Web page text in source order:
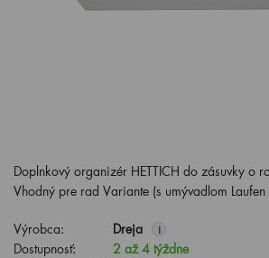
Doplnkový organizér HETTICH do zásuvky o
Vhodný pre rad Variante (s umývadlom Laufen
Výrobca: Dreja i
Dostupnosť:
2 až 4 týždne